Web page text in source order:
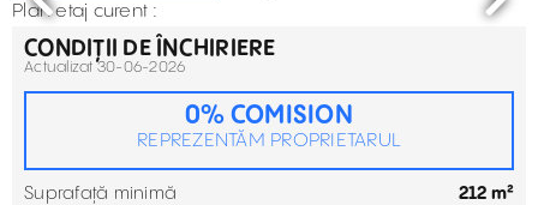
Plan etaj curent :
CONDIȚII DE ÎNCHIRIERE
Actualizat 30-06-2026
0% COMISION
REPREZENTĂM PROPRIETARUL
Suprafață minimă 212 m²